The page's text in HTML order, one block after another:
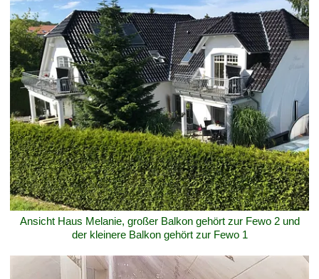
Ansicht Haus Melanie, großer Balkon gehört zur Fewo 2 und
der kleinere Balkon gehört zur Fewo 1